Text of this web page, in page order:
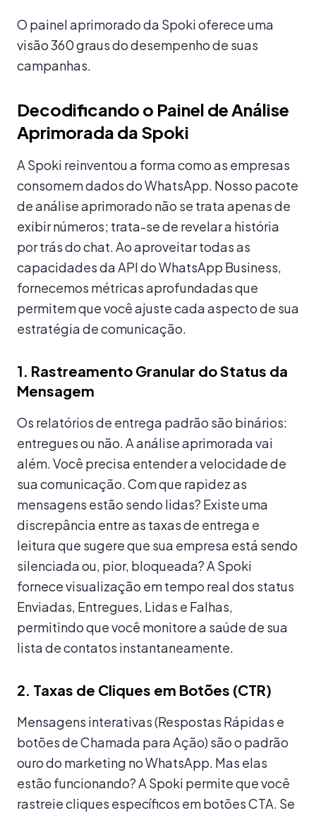
O painel aprimorado da Spoki oferece uma
visão 360 graus do desempenho de suas
campanhas.
Decodificando o Painel de Análise
Aprimorada da Spoki
A Spoki reinventou a forma como as empresas
consomem dados do WhatsApp. Nosso pacote
de análise aprimorado não se trata apenas de
exibir números; trata-se de revelar a história
por trás do chat. Ao aproveitar todas as
capacidades da API do WhatsApp Business,
fornecemos métricas aprofundadas que
permitem que você ajuste cada aspecto de sua
estratégia de comunicação.
1. Rastreamento Granular do Status da
Mensagem
Os relatórios de entrega padrão são binários:
entregues ou não. A análise aprimorada vai
além. Você precisa entender a velocidade de
sua comunicação. Com que rapidez as
mensagens estão sendo lidas? Existe uma
discrepância entre as taxas de entrega e
leitura que sugere que sua empresa está sendo
silenciada ou, pior, bloqueada? A Spoki
fornece visualização em tempo real dos status
Enviadas, Entregues, Lidas e Falhas,
permitindo que você monitore a saúde de sua
lista de contatos instantaneamente.
2. Taxas de Cliques em Botões (CTR)
Mensagens interativas (Respostas Rápidas e
botões de Chamada para Ação) são o padrão
ouro do marketing no WhatsApp. Mas elas
estão funcionando? A Spoki permite que você
rastreie cliques específicos em botões CTA. Se